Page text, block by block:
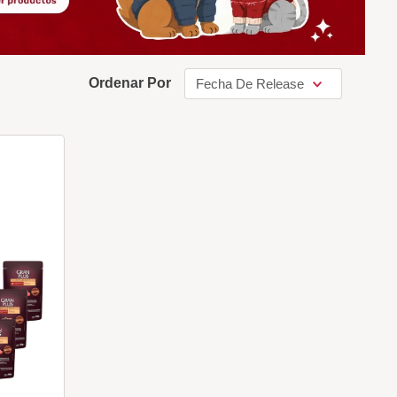
Ordenar Por Fecha De Release